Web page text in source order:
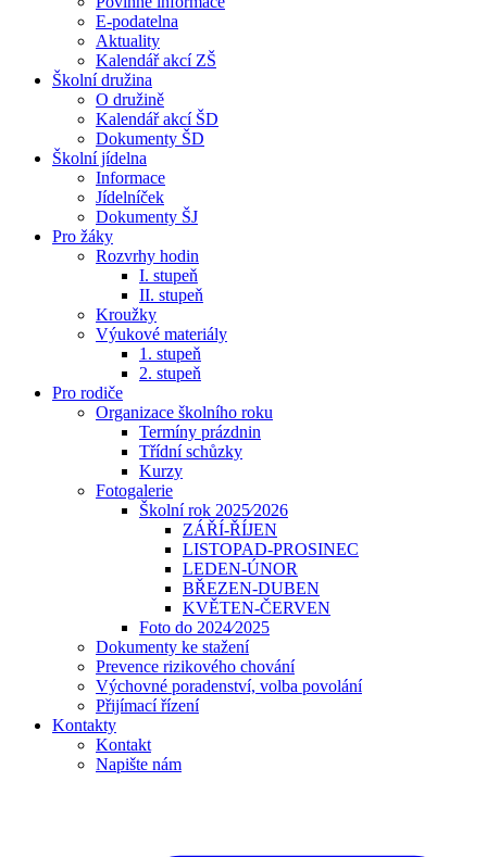
E-podatelna
Aktuality
Kalendář akcí ZŠ
Školní družina
O družině
Kalendář akcí ŠD
Dokumenty ŠD
Školní jídelna
Informace
Jídelníček
Dokumenty ŠJ
Pro žáky
Rozvrhy hodin
I. stupeň
II. stupeň
Kroužky
Výukové materiály
1. stupeň
2. stupeň
Pro rodiče
Organizace školního roku
Termíny prázdnin
Třídní schůzky
Kurzy
Fotogalerie
Školní rok 2025⁄2026
ZÁŘÍ-ŘÍJEN
LISTOPAD-PROSINEC
LEDEN-ÚNOR
BŘEZEN-DUBEN
KVĚTEN-ČERVEN
Foto do 2024⁄2025
Dokumenty ke stažení
Prevence rizikového chování
Výchovné poradenství, volba povolání
Přijímací řízení
Kontakty
Kontakt
Napište nám